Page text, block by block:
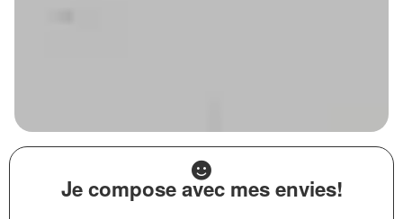
Je compose avec mes envies!